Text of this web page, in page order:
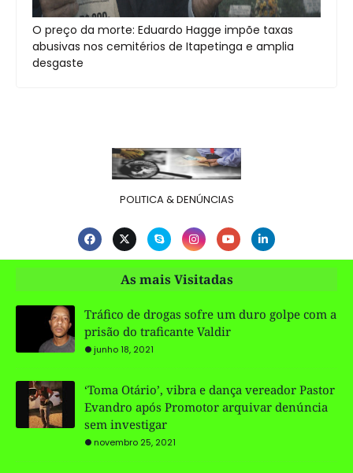
O preço da morte: Eduardo Hagge impõe taxas
abusivas nos cemitérios de Itapetinga e amplia
desgaste
POLITICA & DENÚNCIAS
As mais Visitadas
Tráfico de drogas sofre um duro golpe com a
prisão do traficante Valdir
junho 18, 2021
‘Toma Otário’, vibra e dança vereador Pastor
Evandro após Promotor arquivar denúncia
sem investigar
novembro 25, 2021